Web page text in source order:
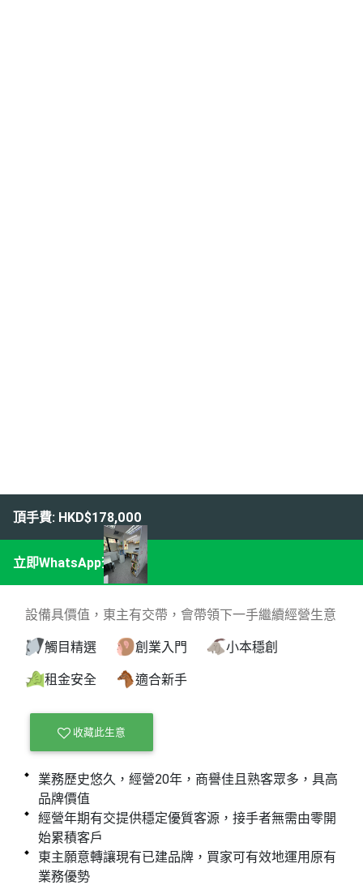
頂手費: HKD$178,000
立即WhatsApp查詢
設備具價值，東主有交帶，會帶領下一手繼續經營生意
觸目精選
創業入門
小本穩創
租金安全
適合新手
收藏此生意
業務歷史悠久，經營20年，商譽佳且熟客眾多，具高
品牌價值
經營年期有交提供穩定優質客源，接手者無需由零開
始累積客戶
東主願意轉讓現有已建品牌，買家可有效地運用原有
業務優勢